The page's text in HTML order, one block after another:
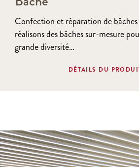
Confection et réparation de
réalisons des bâches sur-mesure
grande diversité…
DÉTAILS DU